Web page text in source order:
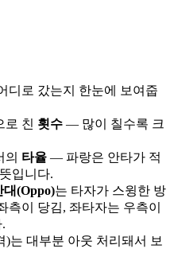
디로 갔는지 한눈에 보여줍
로 친 횟수 — 많이 칠수록 크
의 타율 — 파랑은 안타가 적
입니다.
대(Oppo)는 타자가 스윙한 방
측이 당김, 좌타자는 우측이
)는 대부분 아웃 처리돼서 보